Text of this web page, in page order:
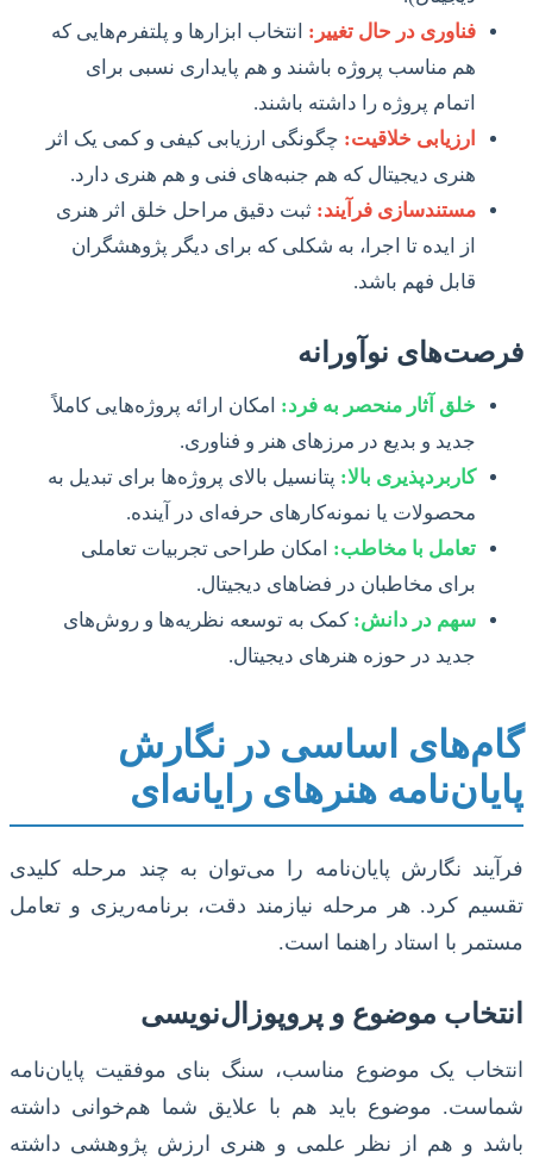
فناوری در حال تغییر: انتخاب ابزارها و پلتفرم‌هایی که
هم مناسب پروژه باشند و هم پایداری نسبی برای
اتمام پروژه را داشته باشند.
ارزیابی خلاقیت: چگونگی ارزیابی کیفی و کمی یک اثر
هنری دیجیتال که هم جنبه‌های فنی و هم هنری دارد.
مستندسازی فرآیند: ثبت دقیق مراحل خلق اثر هنری
از ایده تا اجرا، به شکلی که برای دیگر پژوهشگران
قابل فهم باشد.
فرصت‌های نوآورانه
خلق آثار منحصر به فرد: امکان ارائه پروژه‌هایی کاملاً
جدید و بدیع در مرزهای هنر و فناوری.
کاربردپذیری بالا: پتانسیل بالای پروژه‌ها برای تبدیل به
محصولات یا نمونه‌کارهای حرفه‌ای در آینده.
تعامل با مخاطب: امکان طراحی تجربیات تعاملی
برای مخاطبان در فضاهای دیجیتال.
سهم در دانش: کمک به توسعه نظریه‌ها و روش‌های
جدید در حوزه هنرهای دیجیتال.
گام‌های اساسی در نگارش
پایان‌نامه هنرهای رایانه‌ای
فرآیند نگارش پایان‌نامه را می‌توان به چند مرحله کلیدی
تقسیم کرد. هر مرحله نیازمند دقت، برنامه‌ریزی و تعامل
مستمر با استاد راهنما است.
انتخاب موضوع و پروپوزال‌نویسی
انتخاب یک موضوع مناسب، سنگ بنای موفقیت پایان‌نامه
شماست. موضوع باید هم با علایق شما هم‌خوانی داشته
باشد و هم از نظر علمی و هنری ارزش پژوهشی داشته